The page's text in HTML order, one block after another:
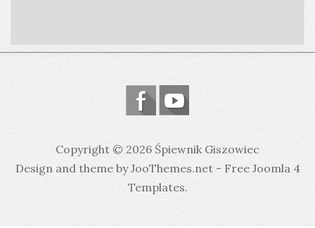
Copyright © 2026 Śpiewnik Giszowiec
Design and theme by JooThemes.net - Free Joomla 4
Templates.